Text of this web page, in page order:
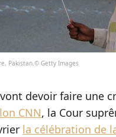
Pakistan.© Getty Images
devoir faire une
CNN, la Cour
la célébration de